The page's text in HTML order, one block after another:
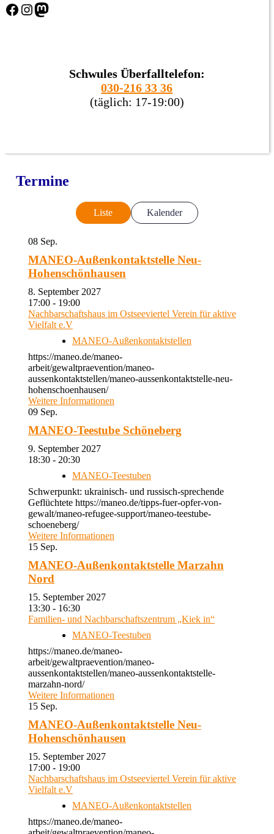
Facebook Instagram Mastodon
Schwules Überfalltelefon:
030-216 33 36
(täglich: 17-19:00)
Termine
Liste Kalender
08 Sep.
MANEO-Außenkontaktstelle Neu-
Hohenschönhausen
8. September 2027
17:00 - 19:00
Nachbarschaftshaus im Ostseeviertel Verein für aktive
Vielfalt e.V
MANEO-Außenkontaktstellen
https://maneo.de/maneo-
arbeit/gewaltpraevention/maneo-
aussenkontaktstellen/maneo-aussenkontaktstelle-neu-
hohenschoenhausen/
Weitere Informationen
09 Sep.
MANEO-Teestube Schöneberg
9. September 2027
18:30 - 20:30
MANEO-Teestuben
Schwerpunkt: ukrainisch- und russisch-sprechende
Geflüchtete https://maneo.de/tipps-fuer-opfer-von-
gewalt/maneo-refugee-support/maneo-teestube-
schoeneberg/
Weitere Informationen
15 Sep.
MANEO-Außenkontaktstelle Marzahn
Nord
15. September 2027
13:30 - 16:30
Familien- und Nachbarschaftszentrum „Kiek in“
MANEO-Teestuben
https://maneo.de/maneo-
arbeit/gewaltpraevention/maneo-
aussenkontaktstellen/maneo-aussenkontaktstelle-
marzahn-nord/
Weitere Informationen
15 Sep.
MANEO-Außenkontaktstelle Neu-
Hohenschönhausen
15. September 2027
17:00 - 19:00
Nachbarschaftshaus im Ostseeviertel Verein für aktive
Vielfalt e.V
MANEO-Außenkontaktstellen
https://maneo.de/maneo-